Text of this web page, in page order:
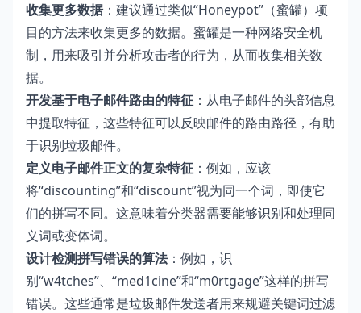
收集更多数据：建议通过类似“Honeypot”（蜜罐）项
目的方法来收集更多的数据。蜜罐是一种网络安全机
制，用来吸引并分析攻击者的行为，从而收集相关数
据。
开发基于电子邮件路由的特征 ：从电子邮件的头部信息
中提取特征，这些特征可以反映邮件的路由路径，有助
于识别垃圾邮件。
定义电子邮件正文的复杂特征 ：例如，应该
将“discounting”和“discount”视为同一个词，即使它
们的拼写不同。这意味着分类器需要能够识别和处理同
义词或变体词。
设计检测拼写错误的算法：例如，识
别“w4tches”、“med1cine”和“m0rtgage”这样的拼写
错误。这些通常是垃圾邮件发送者用来规避关键词过滤